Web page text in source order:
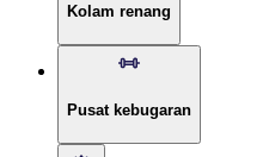
Kolam renang
Pusat kebugaran